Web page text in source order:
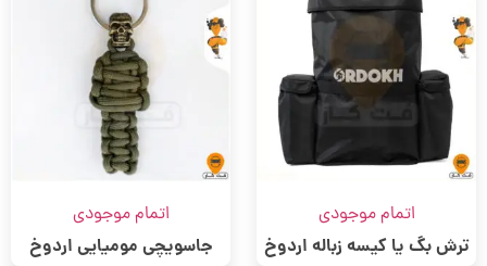
اتمام موجودی
ترش بگ یا کیسه زباله اردوخ
اتمام موجودی
جاسویچی مومیایی اردوخ